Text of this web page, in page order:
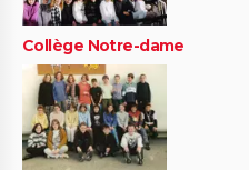
Collège Notre-dame